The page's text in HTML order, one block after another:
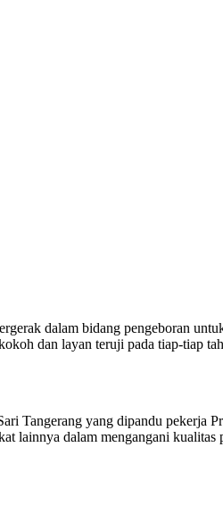
dalam bidang pengeboran
dan layan teruji pada tiap-tiap
Tangerang yang dipandu pekerja
lainnya dalam mengangani